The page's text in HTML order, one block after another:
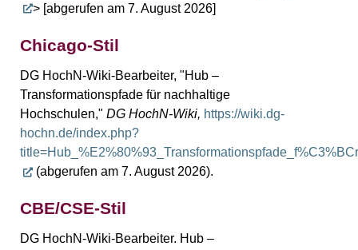
> [abgerufen am 7. August 2026]
Chicago-Stil
DG HochN-Wiki-Bearbeiter, "Hub –
Transformationspfade für nachhaltige
Hochschulen," DG HochN-Wiki, https://wiki.dg-
hochn.de/index.php?
(abgerufen am 7. August 2026).
CBE/CSE-Stil
DG HochN-Wiki-Bearbeiter. Hub –